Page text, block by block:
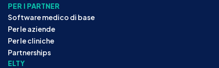
PER I PARTNER
Software medico di base
Per le aziende
Per le cliniche
Partnerships
ELTY